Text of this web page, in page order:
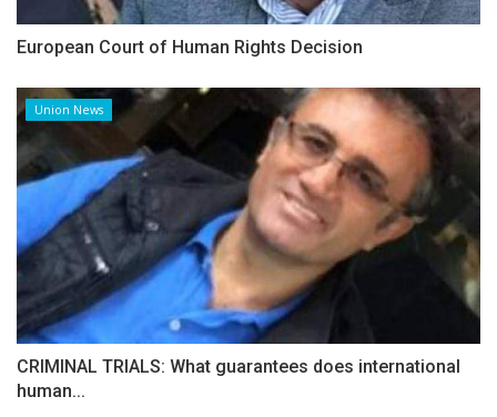
European Court of Human Rights Decision
Union News
CRIMINAL TRIALS: What guarantees does international
human...